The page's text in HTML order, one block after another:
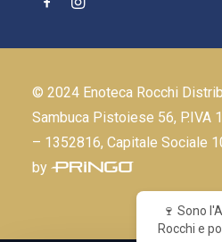
© 2024 Enoteca Rocchi
Sambuca Pistoiese 56, P.IVA
– 1352816, Capitale Sociale
by
🍷 Sono
Rocchi e